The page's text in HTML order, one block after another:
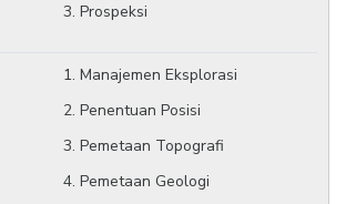
3. Prospeksi
1. Manajemen Eksplorasi
2. Penentuan Posisi
3. Pemetaan Topografi
4. Pemetaan Geologi